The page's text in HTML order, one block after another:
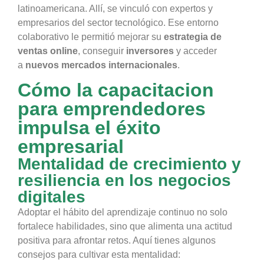
latinoamericana. Allí, se vinculó con expertos y
empresarios del sector tecnológico. Ese entorno
colaborativo le permitió mejorar su estrategia de
ventas online, conseguir inversores y acceder
a nuevos mercados internacionales.
Cómo la capacitacion
para emprendedores
impulsa el éxito
empresarial
Mentalidad de crecimiento y
resiliencia en los negocios
digitales
Adoptar el hábito del aprendizaje continuo no solo
fortalece habilidades, sino que alimenta una actitud
positiva para afrontar retos. Aquí tienes algunos
consejos para cultivar esta mentalidad: